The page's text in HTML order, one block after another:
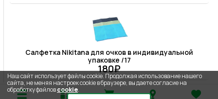
Салфетка Nikitana для очков в индивидуальной
упаковке /17
180₽
Наш сайт использует файлы cookie. Продолжая использование нашего
сайта, не меняя настроек cookie в браузере, вы даете согласие на
обработку файловcookie.